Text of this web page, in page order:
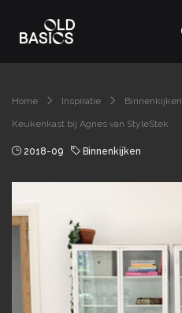
Home Inspiratie Binnenkijken
Keukenkast bij Agnes van StyleStek
2018-09 Binnenkijken